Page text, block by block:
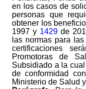
en los casos de
personas que
obtener los
1997 y 1429 de
las normas para
certificaciones
Promotoras de
Subsidiado a la
de conformidad
Ministerio de Salud